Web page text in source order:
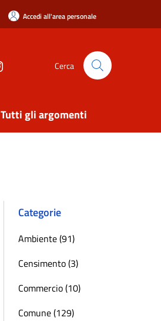
Accedi all'area personale
Cerca
Tutti gli argomenti
Categorie
Ambiente (91)
Censimento (3)
Commercio (10)
Comune (129)